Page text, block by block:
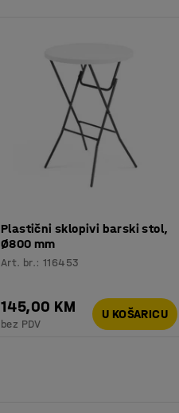
Plastični sklopivi barski stol,
Ø800 mm
Art. br.:116453
145,00 KM
bez PDV
U KOŠARICU